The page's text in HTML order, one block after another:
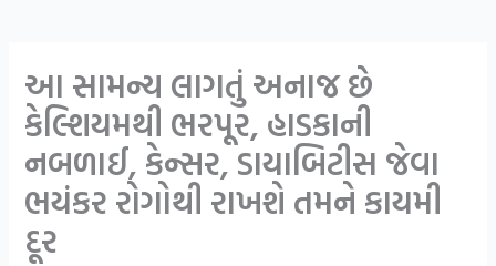
આ સામન્ય લાગતું અનાજ છે
કેલ્શિયમથી ભરપૂર, હાડકાની
નબળાઈ, કેન્સર, ડાયાબિટીસ જેવા
ભયંકર રોગોથી રાખશે તમને કાયમી
દૂર